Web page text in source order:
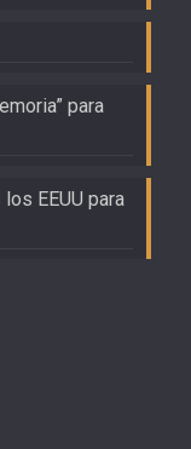
para
EEUU para